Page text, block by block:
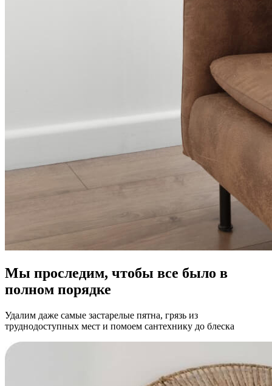
Мы проследим, чтобы все было в
полном порядке
Удалим даже самые застарелые пятна, грязь из
труднодоступных мест и помоем сантехнику до блеска